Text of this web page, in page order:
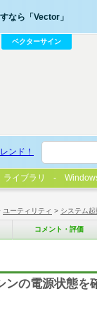
ユーティリティ > システム
コメント・評価
ンの電源状態を
なら「Vector」
ベクターサイン
ンド！
ライブラリ